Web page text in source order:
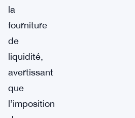
la
fourniture
de
liquidité,
avertissant
que
l’imposition